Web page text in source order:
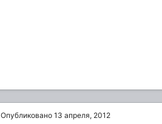
Опубликовано 13 апреля, 2012